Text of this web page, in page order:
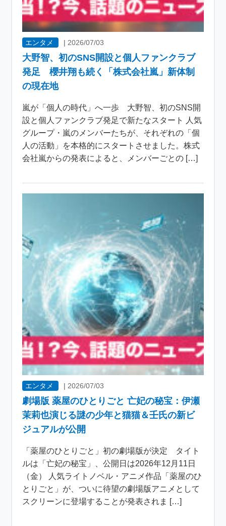
エンタメ | 2026/07/03
大野智、初のSNS開設と個人ファンクラブ
発足 櫻井翔も続く「株式会社嵐」新体制
の現在地
嵐が「個人の時代」へ一歩 大野智、初のSNS開
設と個人ファンクラブ発足で新たなスタート 人気
グループ・嵐のメンバーたちが、それぞれの「個
人の活動」を本格的にスタートさせました。株式
会社嵐からの発表によると、メンバーごとの […]
エンタメ | 2026/07/03
劇場版 薬屋のひとりごと 亡妃の秘宝：伊瀬
茉莉也演じる謎の少年と猫猫＆壬氏の新ビ
ジュアルが公開
「薬屋のひとりごと」初の劇場版が決定 タイト
ルは「亡妃の秘宝」、公開日は2026年12月11日
（金） 人気ライトノベル・アニメ作品「薬屋のひ
とりごと」が、ついに待望の劇場版アニメとして
スクリーンに登場することが発表されま […]